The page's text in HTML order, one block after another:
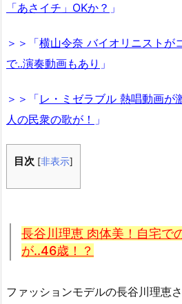
「あさイチ」OKか？ 」
＞＞「横山令奈 バイオリニストが
で..演奏動画もあり 」
＞＞「レ・ミゼラブル 熱唱動画が
人の民衆の歌が！ 」
目次 [非表示]
長谷川理恵 肉体美！自宅で
が..46歳！？
ファッションモデルの長谷川理恵